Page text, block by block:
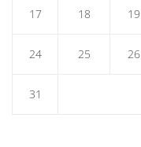
17 18 19
24 25 26
31